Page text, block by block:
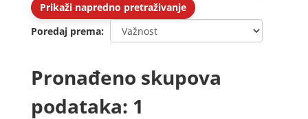
Prikaži napredno pretraživanje
Poredaj prema
Pronađeno skupova
podataka: 1